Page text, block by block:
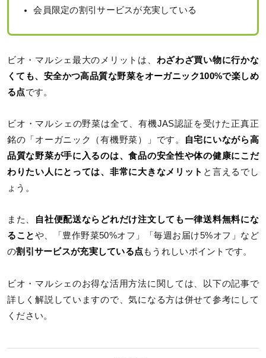
会員限定の割引サービスが充実している
ビオ・マルシェ最大のメリットは、 わざわざ買い物に行かな
くても、安全かつ高品質な野菜をオーガニック100%で楽しめ
る点です。
ビオ・マルシェの野菜は全て、有機JAS認証を受けた正真正
銘の「オーガニック（有機野菜）」です。
自宅にいながら高
品質な野菜が手に入るのは、食品の安全性や体の健康にこだ
わりたい人にとっては、非常に大きなメリット と言えるでし
ょう。
また、
自社便配送ならどれだけ注文しても一律送料無料にな
ることや、「豊作野菜50%オフ」「毎週お届け5%オフ」など
の割引サービスが充実している点もうれしいポイントです。
ビオ・マルシェのお得な活用方法に関しては、以下の記事で
詳しく解説していますので、気になる方は併せて参考にして
ください。